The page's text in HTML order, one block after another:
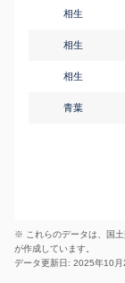
相生
相生
相生
青葉
※ これらのデータは、国
が作成しています。
データ更新日: 2025年10月